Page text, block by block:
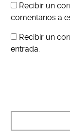
Recibir un
comentarios a
Recibir un
entrada.